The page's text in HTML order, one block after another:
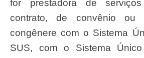
for prestadora de
contrato, de convênio ou
congênere com o Sistema
SUS, com o Sistema